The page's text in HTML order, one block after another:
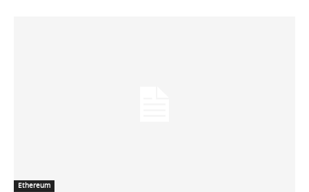
Ethereum